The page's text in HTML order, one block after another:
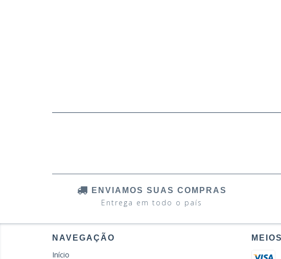
ENVIAMOS SUAS COMPRAS
Entrega em todo o país
NAVEGAÇÃO
Início